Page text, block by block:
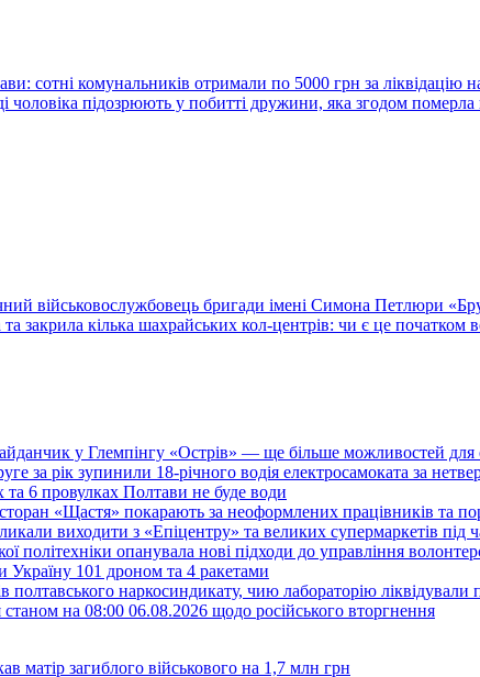
сотні комунальників отримали по 5000 грн за ліквідацію
чоловіка підозрюють у побитті дружини, яка згодом померла
військовослужбовець бригади імені Симона Петлюри
закрила кілька шахрайських кол-центрів: чи є це початком
у Глемпінгу «Острів» — ще більше можливостей для
за рік зупинили 18-річного водія електросамоката за
та 6 провулках Полтави не буде води
«Щастя» покарають за неоформлених працівників та
виходити з «Епіцентру» та великих супермаркетів під
політехніки опанувала нові підходи до управління
Україну 101 дроном та 4 ракетами
полтавського наркосиндикату, чию лабораторію ліквідували
на 08:00 06.08.2026 щодо російського вторгнення
матір загиблого військового на 1,7 млн грн